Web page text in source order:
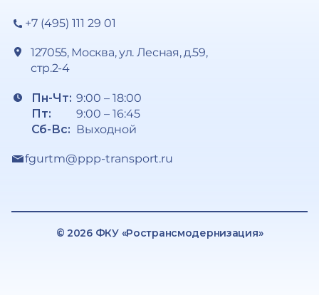
+7 (495) 111 29 01
127055, Москва, ул. Лесная, д.59,
стр.2-4
Пн-Чт:
Пт:
Сб-Вс:
9:00 – 18:00
9:00 – 16:45
Выходной
fgurtm@ppp-transport.ru
© 2026 ФКУ «Ространсмодернизация»